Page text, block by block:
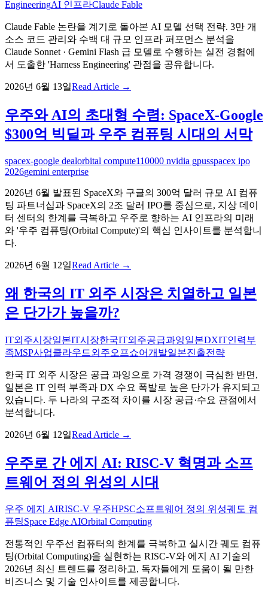
EngineeringAI 인프라Claude Fable
Claude Fable 논란을 계기로 돌아본 AI 모델 선택 전략. 3만 개
소스 코드 관리와 수백 대 규모 인프라 퍼포먼스 분석을
Claude Sonnet · Gemini Flash 급 모델로 수행하는 실전 경험에
서 도출한 'Harness Engineering' 관점을 공유합니다.
2026년 6월 13일Read Article →
우주와 AI의 초대형 수렴: SpaceX-Google
$300억 빅딜과 우주 컴퓨팅 시대의 서막
spacex-google dealorbital compute110000 nvidia gpusspacex ipo
2026gemini enterprise
2026년 6월 발표된 SpaceX와 구글의 300억 달러 규모 AI 컴퓨
팅 파트너십과 SpaceX의 2조 달러 IPO를 중심으로, 지상 데이
터 센터의 한계를 극복하고 우주로 향하는 AI 인프라의 미래
와 '우주 컴퓨팅(Orbital Compute)'의 핵심 인사이트를 분석합니
다.
2026년 6월 12일Read Article →
왜 한국의 IT 외주 시장은 치열하고 일본
은 단가가 높을까?
IT외주시장일본IT시장한국IT외주공급과잉일본DXIT인력부
족MSP사업클라우드외주오프쇼어개발일본진출전략
한국 IT 외주 시장은 공급 과잉으로 가격 경쟁이 극심한 반면,
일본은 IT 인력 부족과 DX 수요 폭발로 높은 단가가 유지되고
있습니다. 두 나라의 구조적 차이를 시장 공급·수요 관점에서
분석합니다.
2026년 6월 12일Read Article →
우주로 간 에지 AI: RISC-V 혁명과 소프
트웨어 정의 위성의 시대
우주 에지 AIRISC-V 우주HPSC소프트웨어 정의 위성궤도 컴
퓨팅Space Edge AIOrbital Computing
전통적인 우주선 컴퓨터의 한계를 극복하고 실시간 궤도 컴퓨
팅(Orbital Computing)을 실현하는 RISC-V와 에지 AI 기술의
2026년 최신 트렌드를 정리하고, 독자들에게 도움이 될 만한
비즈니스 및 기술 인사이트를 제공합니다.